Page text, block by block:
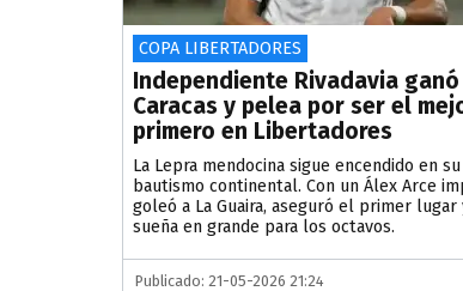
COPA LIBERTADORES
Independiente Rivadavia ganó
Caracas y pelea por ser el
primero en Libertadores
La Lepra mendocina sigue encendido en
bautismo continental. Con un Álex Arce
goleó a La Guaira, aseguró el primer lugar
sueña en grande para los octavos.
Publicado: 21-05-2026 21:24